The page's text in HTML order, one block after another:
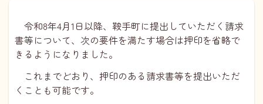
令和8年4月1日以降、鞍手町に提出していただく請求
書等について、次の要件を満たす場合は押印を省略で
きるようになりました。
これまでどおり、押印のある請求書等を提出いただ
くことも可能です。